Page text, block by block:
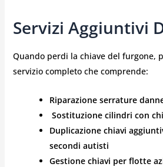
Servizi Aggiuntivi
Quando perdi la chiave del furgone,
servizio completo che comprende:
Riparazione serrature
Sostituzione cilindri con
Duplicazione chiavi
secondi autisti
Gestione chiavi per flotte